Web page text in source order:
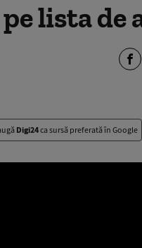
lista de
Digi24ca sursă preferată în Google